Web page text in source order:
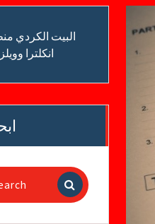
البيت الكردي
انكلترا وويلز
Search
for: